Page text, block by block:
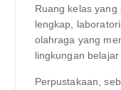
Ruang kelas
lengkap,
olahraga yang
lingkungan
Perpustakaan,